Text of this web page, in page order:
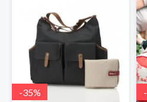
-35% -